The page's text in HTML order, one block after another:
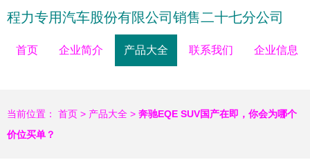
程力专用汽车股份有限公司销售二十七分公司
首页 企业简介 产品大全 联系我们 企业信息
当前位置： 首页 > 产品大全 > 奔驰EQE SUV国产在即，你会为哪个
价位买单？